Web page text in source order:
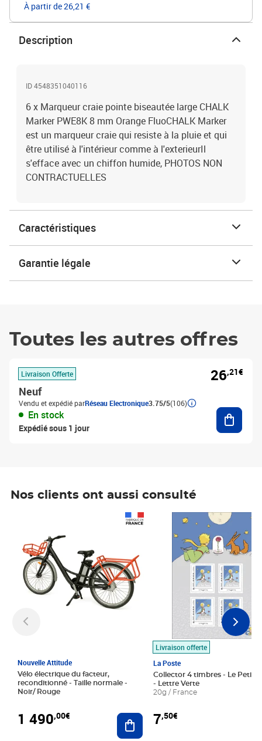
À partir de 26,21 €
Description
ID 4548351040116
6 x Marqueur craie pointe biseautée large CHALK
Marker PWE8K 8 mm Orange FluoCHALK Marker
est un marqueur craie qui resiste à la pluie et qui
être utilisé à l'intérieur comme à l'exterieurIl
s'efface avec un chiffon humide, PHOTOS NON
CONTRACTUELLES
Caractéristiques
Garantie légale
Toutes les autres offres
Livraison Offerte
Neuf
Vendu et expédié parRéseau Electronique3.75/5(106)
En stock
Expédié sous 1 jour
26,21€
Nos clients ont aussi consulté
Nouvelle Attitude
Vélo électrique du facteur,
reconditionné - Taille normale -
Noir/ Rouge
1 490,00€ Ajouter au panier
Livraison offerte
La Poste
Collector 4 timbres - Le Petit
- Lettre Verte
20g / France
7,50€
Prix 7,50€